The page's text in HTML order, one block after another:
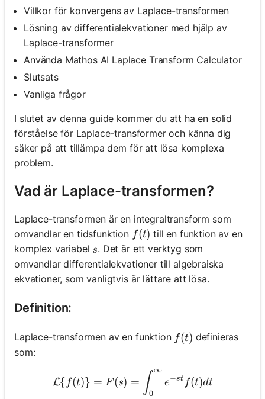
Villkor för konvergens av Laplace-transformen
Lösning av differentialekvationer med hjälp av
Laplace-transformer
Använda Mathos AI Laplace Transform Calculator
Slutsats
Vanliga frågor
I slutet av denna guide kommer du att ha en solid
förståelse för Laplace-transformer och känna dig
säker på att tillämpa dem för att lösa komplexa
problem.
Vad är Laplace-transformen?
Laplace-transformen är en integraltransform som
omvandlar en tidsfunktion f(t)
f(t) till en funktion av en
komplex variabel s
s. Det är ett verktyg som
omvandlar differentialekvationer till algebraiska
ekvationer, som vanligtvis är lättare att lösa.
Definition:
Laplace-transformen av en funktion f(t)
f(t) definieras
som:
L{ f(t)} = F (s) = ∫0
∞
e−st f(t)dt